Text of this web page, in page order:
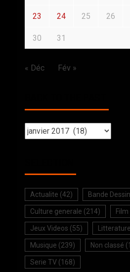
23 24 25 26
30 31
« Déc Fév »
Actualite (42) Bande
Culture generale (214) Film
Jeux Videos (55) Litterature
Musique (239) Non classé
Serie TV (168)